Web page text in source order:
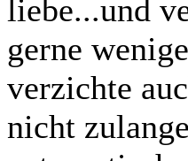
liebe...und
gerne
verzichte
nicht